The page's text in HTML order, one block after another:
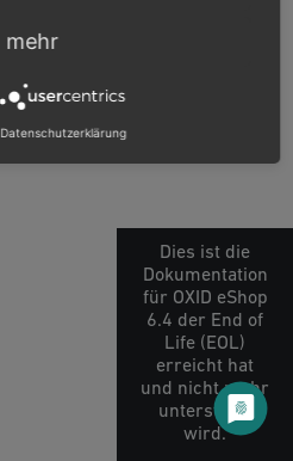
Dies ist die
Dokumentation
für OXID eShop
6.4 der End of
Life (EOL)
erreicht hat
und nicht mehr
unterstützt
wird.
|Datenschutz
mehr
Datenschutzerklärung